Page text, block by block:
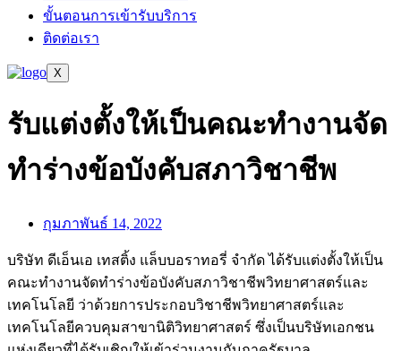
ขั้นตอนการเข้ารับบริการ
ติดต่อเรา
X
รับแต่งตั้งให้เป็นคณะทำงานจัด
ทำร่างข้อบังคับสภาวิชาชีพ
กุมภาพันธ์ 14, 2022
บริษัท ดีเอ็นเอ เทสติ้ง แล็บบอราทอรี่ จำกัด ได้รับแต่งตั้งให้เป็น
คณะทำงานจัดทำร่างข้อบังคับสภาวิชาชีพวิทยาศาสตร์และ
เทคโนโลยี ว่าด้วยการประกอบวิชาชีพวิทยาศาสตร์และ
เทคโนโลยีควบคุมสาขานิติวิทยาศาสตร์ ซึ่งเป็นบริษัทเอกชน